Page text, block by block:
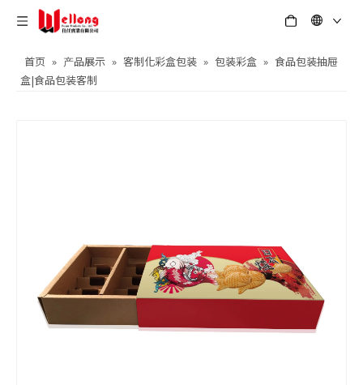
首页 » 产品展示 » 客制化彩盒包装 » 包装彩盒 » 食品包装抽屉
盒|食品包装客制